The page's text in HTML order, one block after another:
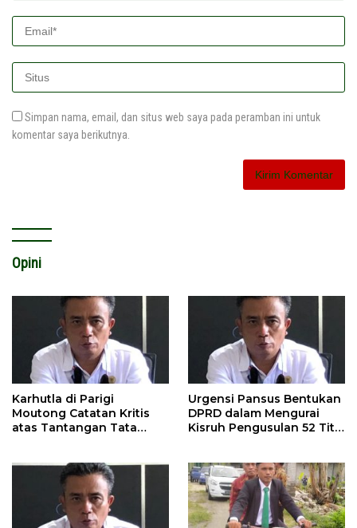
Simpan nama, email, dan situs web saya pada peramban ini untuk
komentar saya berikutnya.
Opini
Karhutla di Parigi
Moutong Catatan Kritis
atas Tantangan Tata
Urgensi Pansus Bentukan
DPRD dalam Mengurai
Kisruh Pengusulan 52 Titik